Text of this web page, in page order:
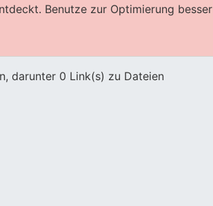
Benutze zur Optimierung besser
darunter 0 Link(s) zu Dateien